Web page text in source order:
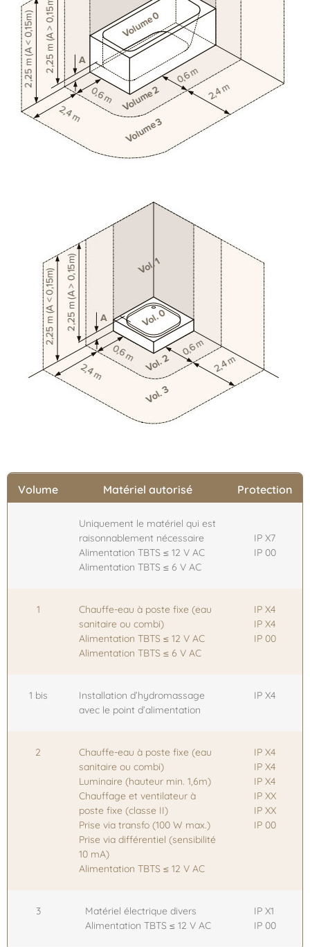
Volume Matériel autorisé Protection
Uniquement le matériel qui est
raisonnablement nécessaire
Alimentation TBTS ≤ 12 V AC
Alimentation TBTS ≤ 6 V AC
IP X7
IP 00
1
Chauffe-eau à poste fixe (eau
sanitaire ou combi)
Alimentation TBTS ≤ 12 V AC
Alimentation TBTS ≤ 6 V AC
IP X4
IP X4
IP 00
1 bis
Installation d’hydromassage
avec le point d’alimentation
IP X4
2
Chauffe-eau à poste fixe (eau
sanitaire ou combi)
Luminaire (hauteur min. 1,6m)
Chauffage et ventilateur à
poste fixe (classe II)
Prise via transfo (100 W max.)
Prise via différentiel (sensibilité
10 mA)
Alimentation TBTS ≤ 12 V AC
IP X4
IP X4
IP X4
IP XX
IP XX
IP 00
3
Matériel électrique divers
Alimentation TBTS ≤ 12 V AC
IP X1
IP 00